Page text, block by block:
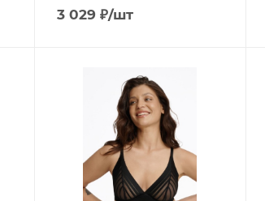
3 029 ₽/шт